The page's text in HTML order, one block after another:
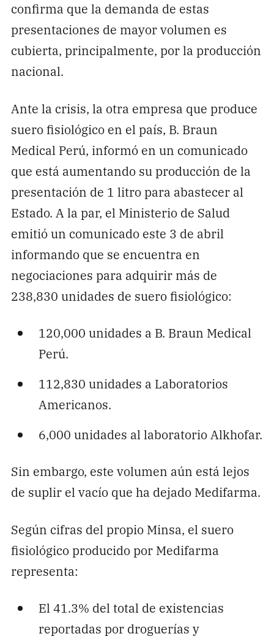
confirma que la demanda de estas
presentaciones de mayor volumen es
cubierta, principalmente, por la producción
nacional.
Ante la crisis, la otra empresa que produce
suero fisiológico en el país, B. Braun
Medical Perú, informó en un comunicado
que está aumentando su producción de la
presentación de 1 litro para abastecer al
Estado. A la par, el Ministerio de Salud
emitió un comunicado este 3 de abril
informando que se encuentra en
negociaciones para adquirir más de
238,830 unidades de suero fisiológico:
120,000 unidades a B. Braun Medical
Perú.
112,830 unidades a Laboratorios
Americanos.
6,000 unidades al laboratorio Alkhofar.
Sin embargo, este volumen aún está lejos
de suplir el vacío que ha dejado Medifarma.
Según cifras del propio Minsa, el suero
fisiológico producido por Medifarma
representa:
El 41.3% del total de existencias
reportadas por droguerías y